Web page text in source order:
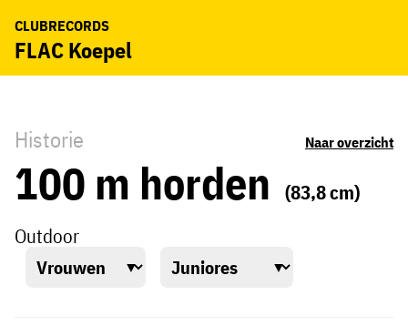
CLUBRECORDS
FLAC Koepel
Historie Naar overzicht
100 m horden
(83,8 cm)
Outdoor